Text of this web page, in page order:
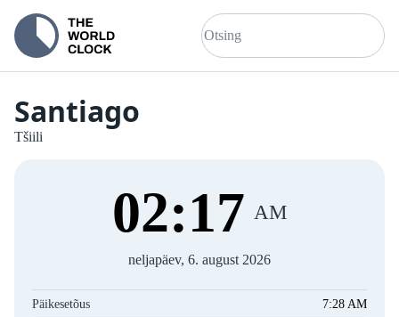
Santiago
Tšiili
02:17 AM
neljapäev, 6. august 2026
Päikesetõus 7:28 AM